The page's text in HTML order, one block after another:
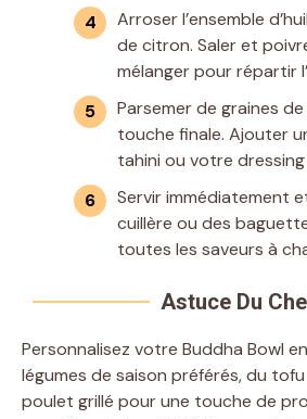
Arroser l’ensemble
de citron. Saler et
mélanger pour répartir
Parsemer de graines
touche finale. Ajouter
tahini ou votre
Servir immédiatement
cuillère ou des
toutes les saveurs à
Astuce Du
Personnalisez votre Buddha Bowl
légumes de saison préférés, du
poulet grillé pour une touche de